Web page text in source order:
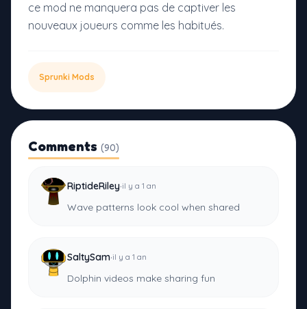
ce mod ne manquera pas de captiver les
nouveaux joueurs comme les habitués.
Sprunki Mods
Comments (90)
RiptideRiley·il y a 1 an
Wave patterns look cool when shared
SaltySam·il y a 1 an
Dolphin videos make sharing fun